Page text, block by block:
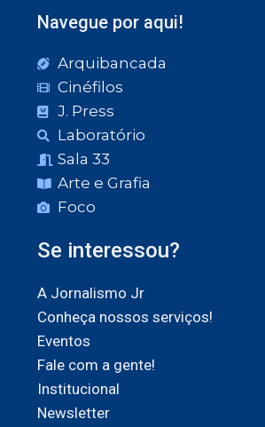
Navegue por aqui!
Arquibancada
Cinéfilos
J. Press
Laboratório
Sala 33
Arte e Grafia
Foco
Se interessou?
A Jornalismo Jr
Conheça nossos serviços!
Eventos
Fale com a gente!
Institucional
Newsletter